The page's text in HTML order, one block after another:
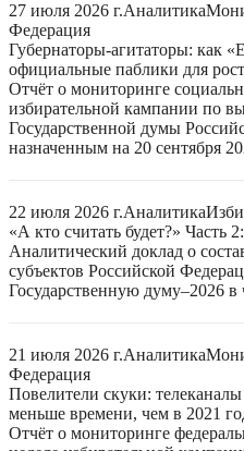
27 июля 2026 г.Аналитика
Федерация
Губернаторы-агитаторы: как
официальные паблики для
Отчёт о мониторинге
избирательной кампании по
Государственной думы
назначенным на 20 сентября
22 июля 2026 г.Аналитика
«А кто считать будет?»
Аналитический доклад о
субъектов Российской
Государственную думу–2026 в
21 июля 2026 г.Аналитика
Федерация
Повелители скуки:
меньше времени, чем в 2021
Отчёт о мониторинге